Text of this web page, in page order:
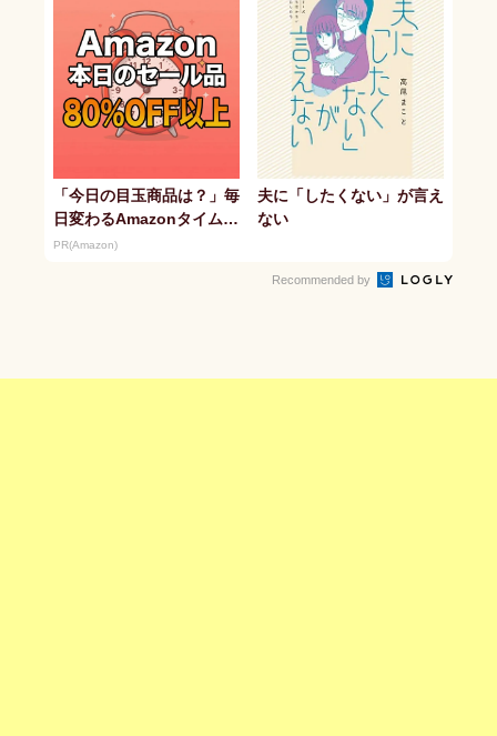
「今日の目玉商品は？」毎
日変わるAmazonタイムセ
ールが見逃せない
PR(Amazon)
夫に「したくない」が言え
ない
Recommended by